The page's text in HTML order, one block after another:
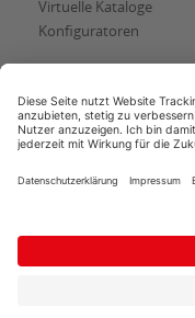
Virtuelle Kataloge
Konfiguratoren